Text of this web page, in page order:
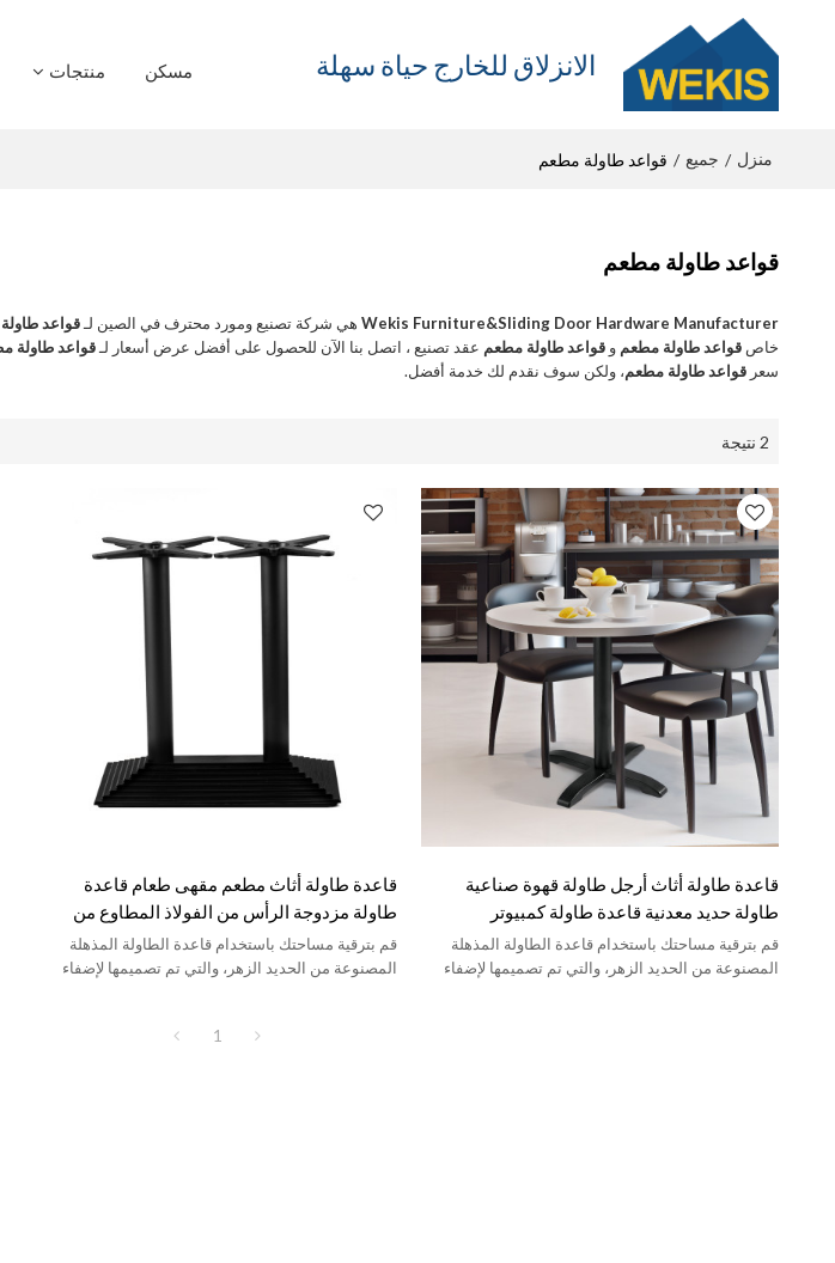
الانزلاق للخارج حياة سهلة مسكن منتجات
منزل / جميع / قواعد طاولة مطعم
قواعد طاولة مطعم
Wekis Furniture&Sliding Door Hardware Manufacturerهي شركة تصنيع ومورد محترف في الصين لـقواعد
خاص قواعد طاولة مطعم و قواعد طاولة مطعم عقد تصنيع ، اتصل بنا الآن للحصول على أفضل عرض أسعار لـقواعد طاولة
سعر قواعد طاولة مطعم، ولكن سوف نقدم لك خدمة أفضل.
2 نتيجة
قاعدة طاولة أثاث أرجل طاولة قهوة صناعية
طاولة حديد معدنية قاعدة طاولة كمبيوتر
قم بترقية مساحتك باستخدام قاعدة الطاولة المذهلة
المصنوعة من الحديد الزهر، والتي تم تصميمها لإضفاء
قاعدة طاولة أثاث مطعم مقهى طعام قاعدة
طاولة مزدوجة الرأس من الفولاذ المطاوع من
الحديد الزهر
قم بترقية مساحتك باستخدام قاعدة الطاولة المذهلة
المصنوعة من الحديد الزهر، والتي تم تصميمها لإضفاء
1